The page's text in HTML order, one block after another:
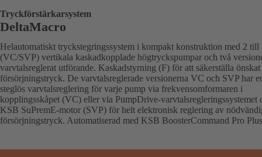
Tryckförstärkarsystem
DeltaMacro
Helautomatiskt tryckstegringssystem i kompakt konstruktion med 2 till
(VC/SVP) vertikala kaskadkopplade högtryckspumpar och två
varvtalsreglerat utförande. Kaskadstyrning (F) för att säkerställa önskat
försörjningstryck. De varvtalsreglerade versionerna VC och SVP har
steglös varvtalsreglering för varje pump via frekvensomformaren i
kopplingsskåpet (VC) eller via PumpDrive-varvtalsregleringssystemet
KSB SuPremE-motor (SVP) för helt elektronisk reglering av
försörjningstryck. Automatiserad med KSB BoosterCommand Pro Plus